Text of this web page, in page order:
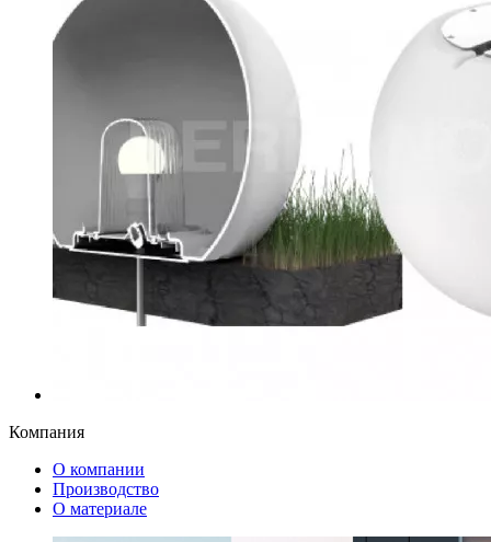
Компания
О компании
Производство
О материале